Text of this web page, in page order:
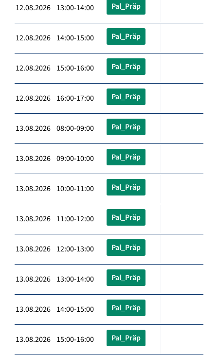
12.08.2026 13:00-14:00 Pal_Präp
12.08.2026 14:00-15:00 Pal_Präp
12.08.2026 15:00-16:00 Pal_Präp
12.08.2026 16:00-17:00 Pal_Präp
13.08.2026 08:00-09:00 Pal_Präp
13.08.2026 09:00-10:00 Pal_Präp
13.08.2026 10:00-11:00 Pal_Präp
13.08.2026 11:00-12:00 Pal_Präp
13.08.2026 12:00-13:00 Pal_Präp
13.08.2026 13:00-14:00 Pal_Präp
13.08.2026 14:00-15:00 Pal_Präp
13.08.2026 15:00-16:00 Pal_Präp